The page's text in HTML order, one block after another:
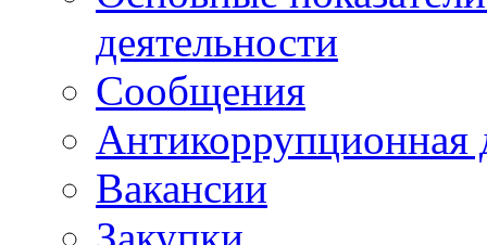
деятельности
Сообщения
Антикоррупционная
Вакансии